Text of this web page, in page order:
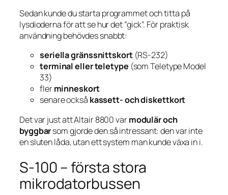
Sedan kunde du starta programmet och titta på
lysdioderna för att se hur det ”gick”. För praktisk
användning behövdes snabbt:
seriella gränssnittskort(RS-232)
terminal eller teletype (som Teletype Model
33)
flerminneskort
senare också kassett- och diskettkort
Det var just att Altair 8800 varmodulär och
byggbarsom gjorde den så intressant: den var inte
en sluten låda, utan ett system man kunde växa in i.
S-100 – första stora
mikrodatorbussen